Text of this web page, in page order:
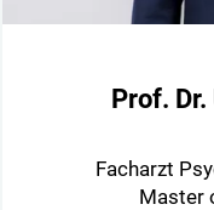
Prof.
Facharzt
Master